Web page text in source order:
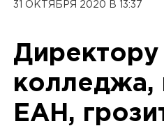
31 ОКТЯБРЯ 2020 В 13:37
колледжа,
ЕАН,